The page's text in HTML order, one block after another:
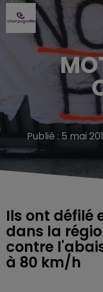
Publié : 5 mai
Ils ont défilé
dans la
contre
à 80 km/h